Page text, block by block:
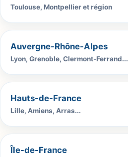
Toulouse, Montpellier et région
Auvergne-Rhône-Alpes
Lyon, Grenoble, Clermont-Ferrand...
Hauts-de-France
Lille, Amiens, Arras...
Île-de-France